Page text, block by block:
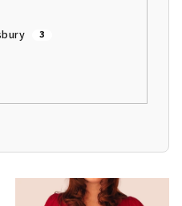
3